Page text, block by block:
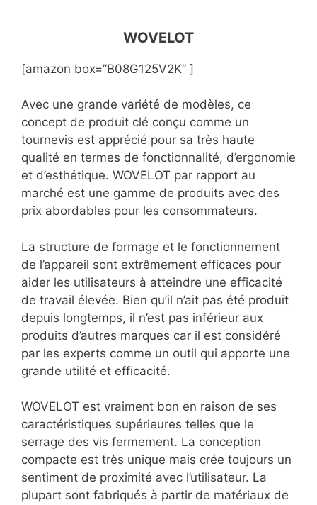
WOVELOT
[amazon box=”B08G125V2K” ]
Avec une grande variété de modèles, ce
concept de produit clé conçu comme un
tournevis est apprécié pour sa très haute
qualité en termes de fonctionnalité, d’ergonomie
et d’esthétique. WOVELOT par rapport au
marché est une gamme de produits avec des
prix abordables pour les consommateurs.
La structure de formage et le fonctionnement
de l’appareil sont extrêmement efficaces pour
aider les utilisateurs à atteindre une efficacité
de travail élevée. Bien qu’il n’ait pas été produit
depuis longtemps, il n’est pas inférieur aux
produits d’autres marques car il est considéré
par les experts comme un outil qui apporte une
grande utilité et efficacité.
WOVELOT est vraiment bon en raison de ses
caractéristiques supérieures telles que le
serrage des vis fermement. La conception
compacte est très unique mais crée toujours un
sentiment de proximité avec l’utilisateur. La
plupart sont fabriqués à partir de matériaux de